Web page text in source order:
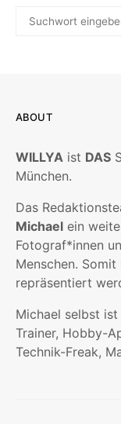
ABOUT
WILLYA ist DAS
München.
Das
Michael ein
Fotograf*innen
Menschen.
repräsentiert
Michael selbst
Trainer, Hobby-
Technik-Freak,